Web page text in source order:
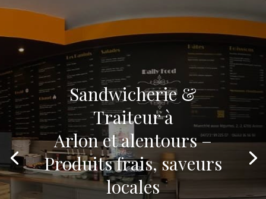
Sandwicherie &
Traiteur à
Arlon et alentours –
Produits frais, saveurs
locales